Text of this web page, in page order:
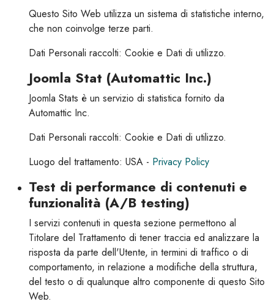
Questo Sito Web utilizza un sistema di statistiche interno,
che non coinvolge terze parti.
Dati Personali raccolti: Cookie e Dati di utilizzo.
Joomla Stat (Automattic Inc.)
Joomla Stats è un servizio di statistica fornito da
Automattic Inc.
Dati Personali raccolti: Cookie e Dati di utilizzo.
Luogo del trattamento: USA - Privacy Policy
Test di performance di contenuti e
funzionalità (A/B testing)
I servizi contenuti in questa sezione permettono al
Titolare del Trattamento di tener traccia ed analizzare la
risposta da parte dell'Utente, in termini di traffico o di
comportamento, in relazione a modifiche della struttura,
del testo o di qualunque altro componente di questo Sito
Web.